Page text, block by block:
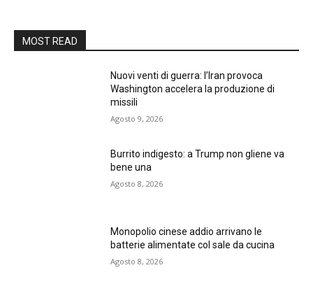
MOST READ
Nuovi venti di guerra: l’Iran provoca
Washington accelera la produzione di
missili
Agosto 9, 2026
Burrito indigesto: a Trump non gliene va
bene una
Agosto 8, 2026
Monopolio cinese addio arrivano le
batterie alimentate col sale da cucina
Agosto 8, 2026